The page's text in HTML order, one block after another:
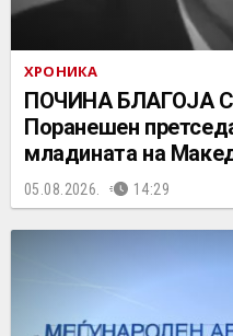
ХРОНИКА
ПОЧИНА БЛАГОЈА
Поранешен
младината на
05.08.2026. 14:29